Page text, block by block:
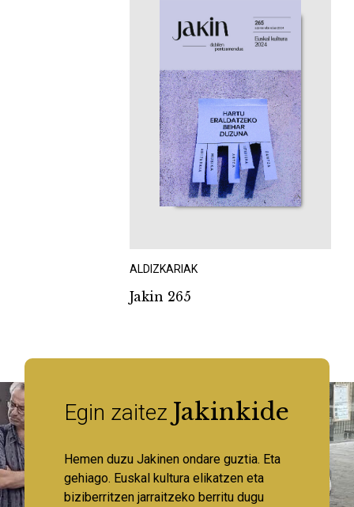
ALDIZKARIAK
Jakin 265
Egin zaitez Jakinkide
Hemen duzu Jakinen ondare guztia. Eta
gehiago. Euskal kultura elikatzen eta
biziberritzen jarraitzeko berritu dugu